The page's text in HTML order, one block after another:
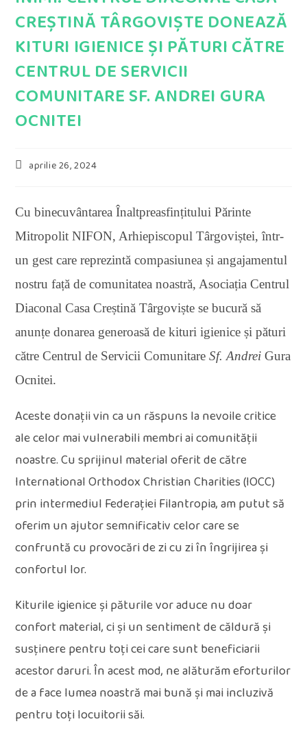
CREȘTINĂ TÂRGOVIȘTE DONEAZĂ
KITURI IGIENICE ȘI PĂTURI CĂTRE
CENTRUL DE SERVICII
COMUNITARE SF. ANDREI GURA
OCNITEI
Postaprilie 26, 2024
Cu binecuvântarea Înaltpreasfințitului Părinte
Mitropolit NIFON, Arhiepiscopul Târgoviștei, într-
un gest care reprezintă compasiunea și angajamentul
nostru față de comunitatea noastră, Asociația Centrul
Diaconal Casa Creștină Târgoviște se bucură să
anunțe donarea generoasă de kituri igienice și pături
către Centrulde Servicii Comunitare Sf. Andrei Gura
Ocnitei.
Aceste donații vin ca un răspuns la nevoile critice
ale celor mai vulnerabili membri ai comunității
noastre. Cu sprijinulmaterialoferit de către
International Orthodox Christian Charities (IOCC)
prin intermediul Federației Filantropia, am putut să
oferimunajutorsemnificativ celor care se
confruntă cu provocări de zi cu zi în îngrijirea și
confortul lor.
Kiturile igienice și păturile vor aduce nu doar
confort material, ci și un sentiment de căldură și
susținere pentru toți cei care sunt beneficiarii
acestor daruri. În acest mod, ne alăturăm eforturilor
de a face lumea noastră mai bună și mai incluzivă
pentru toți locuitorii săi.